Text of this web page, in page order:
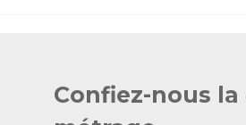
Confiez-nous